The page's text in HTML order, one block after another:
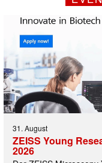
31. August
ZEISS Young
2026